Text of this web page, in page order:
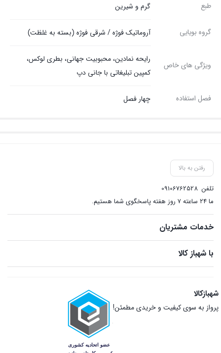
طبع گرم و شیرین
گروه بویایی آروماتیک فوژه / شرقی فوژه (بسته به غلظت)
ویژگی های خاص
رایحه نمادین، محبوبیت جهانی، بطری لوکس،
کمپین تبلیغاتی با جانی دپ
فصل استفاده چهار فصل
رفتن به بالا
تلفن 09106762528
ما ۲۴ ساعته ۷ روز هفته پاسخگوی شما هستیم.
خدمات مشتریان
با شهباز کالا
شهبازکالا
پرواز به سوی کیفیت و خریدی مطمئن!